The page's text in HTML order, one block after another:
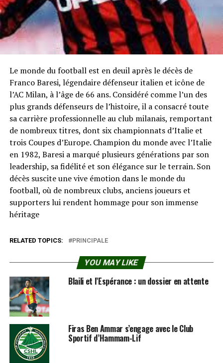
Le monde du football est en deuil après le décès de
Franco Baresi, légendaire défenseur italien et icône de
l’AC Milan, à l’âge de 66 ans. Considéré comme l’un des
plus grands défenseurs de l’histoire, il a consacré toute
sa carrière professionnelle au club milanais, remportant
de nombreux titres, dont six championnats d’Italie et
trois Coupes d’Europe. Champion du monde avec l’Italie
en 1982, Baresi a marqué plusieurs générations par son
leadership, sa fidélité et son élégance sur le terrain. Son
décès suscite une vive émotion dans le monde du
football, où de nombreux clubs, anciens joueurs et
supporters lui rendent hommage pour son immense
héritage
RELATED TOPICS: PRINCIPALE
YOU MAY LIKE
Blaili et l’Espérance : un dossier en attente
Firas Ben Ammar s’engage avec le Club
Sportif d’Hammam-Lif